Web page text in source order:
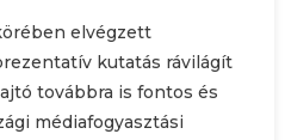
elvégzett
kutatás rávilágít
továbbra is fontos és
médiafogyasztási